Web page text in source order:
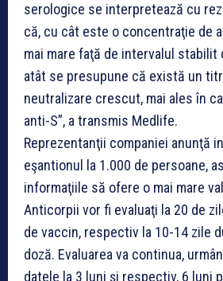
serologice se interpretează cu
că, cu cât este o concentraţie de
mai mare faţă de intervalul stabilit
atât se presupune că există un
neutralizare crescut, mai ales în
anti-S”, a transmis Medlife.
Reprezentanţii companiei anunţă
eşantionul la 1.000 de persoane,
informaţiile să ofere o mai mare
Anticorpii vor fi evaluaţi la 20 de
de vaccin, respectiv la 10-14 zile
doză. Evaluarea va continua,
datele la 3 luni şi respectiv, 6 luni